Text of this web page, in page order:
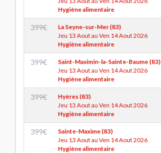
Hygiène alimentaire
399€
La Seyne-sur-Mer (83)
Jeu 13 Aout au Ven 14 Aout 2026
Hygiène alimentaire
399€
Saint-Maximin-la-Sainte-Baume (83)
Jeu 13 Aout au Ven 14 Aout 2026
Hygiène alimentaire
399€
Hyères (83)
Jeu 13 Aout au Ven 14 Aout 2026
Hygiène alimentaire
399€
Sainte-Maxime (83)
Jeu 13 Aout au Ven 14 Aout 2026
Hygiène alimentaire